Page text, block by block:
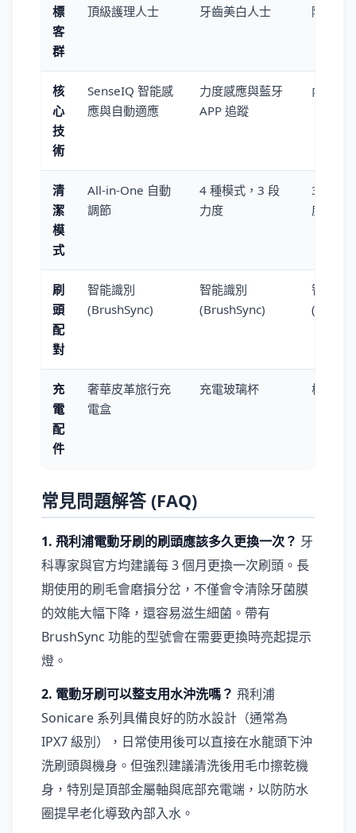
標
客
群
頂級護理人士
牙齒美白人士
階使用
核
心
技
術
SenseIQ 智能感
應與自動適應
力度感應與藍牙
APP 追蹤
內置壓
清
潔
模
式
All-in-One 自動
調節
4 種模式，3 段
力度
3 種模
度
刷
頭
配
對
智能識別
(BrushSync)
智能識別
(BrushSync)
智能識
充
電
配
件
奢華皮革旅行充
電盒
充電玻璃杯 標準旅
常見問題解答 (FAQ)
1. 飛利浦電動牙刷的刷頭應該多久更換一次？ 牙
科專家與官方均建議每 3 個月更換一次刷頭。長
期使用的刷毛會磨損分岔，不僅會令清除牙菌膜
的效能大幅下降，還容易滋生細菌。帶有
BrushSync 功能的型號會在需要更換時亮起提示
燈。
2. 電動牙刷可以整支用水沖洗嗎？ 飛利浦
Sonicare 系列具備良好的防水設計（通常為
IPX7 級別），日常使用後可以直接在水龍頭下沖
洗刷頭與機身。但強烈建議清洗後用毛巾擦乾機
身，特別是頂部金屬軸與底部充電端，以防防水
圈提早老化導致內部入水。